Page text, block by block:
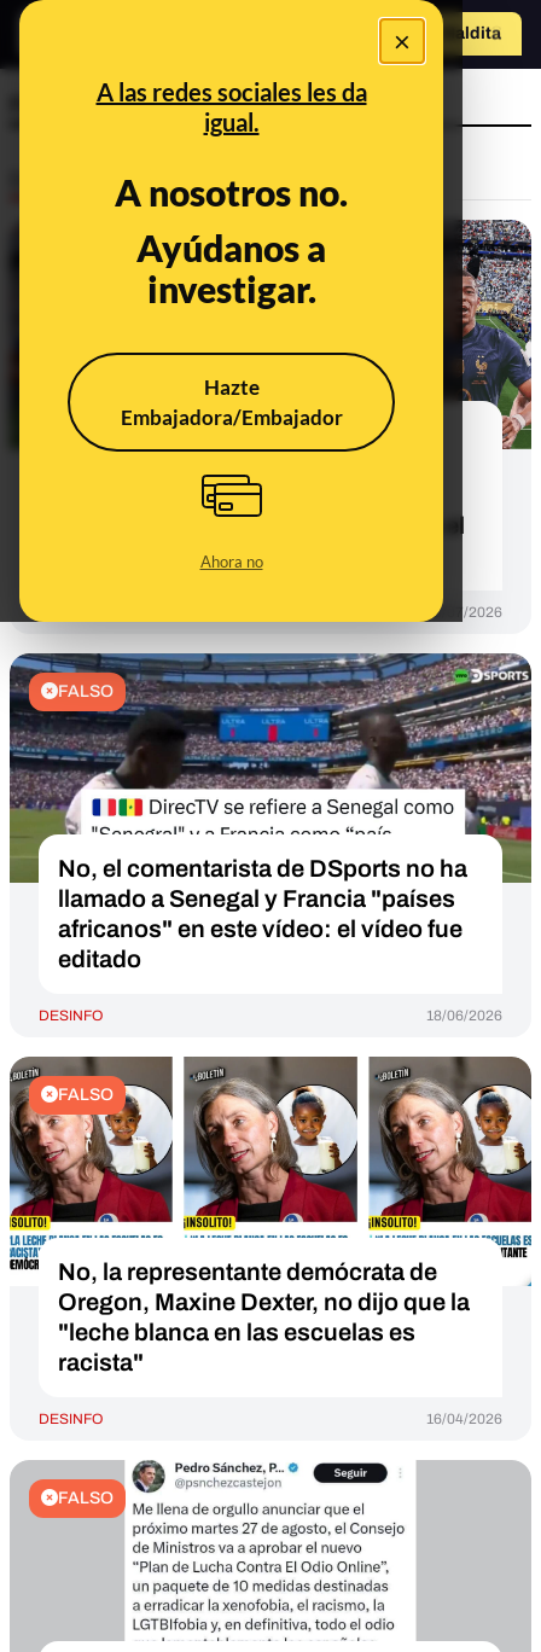
×
A las redes sociales les da
igual.
A nosotros no.
Ayúdanos a
investigar.
Hazte
Embajadora/Embajador
Ahora no
Hazte Maldito
racismo
Uso de vídeos manipulados y
circulado la desinformación que
puede fomentar el racismo durante el
Mundial de 2026
20/07/2026
FALSO
No, el comentarista de DSports no ha
llamado a Senegal y Francia "países
africanos" en este vídeo: el vídeo fue
editado
DESINFO 18/06/2026
FALSO
No, la representante demócrata de
Oregon, Maxine Dexter, no dijo que la
"leche blanca en las escuelas es
racista"
DESINFO 16/04/2026
FALSO